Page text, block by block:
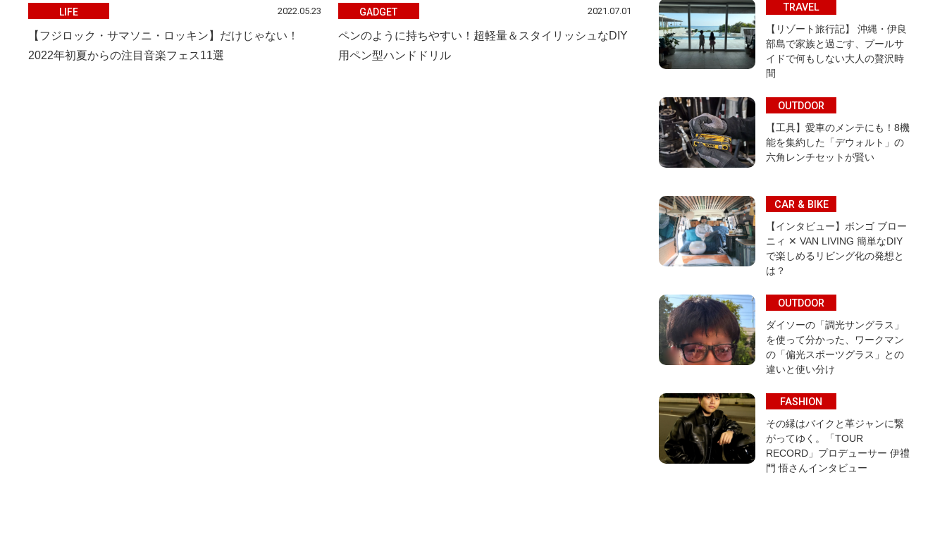
LIFE 2022.05.23
【フジロック・サマソニ・ロッキン】だけじゃない！
2022年初夏からの注目音楽フェス11選
GADGET 2021.07.01
ペンのように持ちやすい！超軽量＆スタイリッシュなDIY
用ペン型ハンドドリル
TRAVEL
【リゾート旅行記】 沖縄・伊良
部島で家族と過ごす、プールサ
イドで何もしない大人の贅沢時
間
OUTDOOR
【工具】愛車のメンテにも！8機
能を集約した「デウォルト」の
六角レンチセットが賢い
CAR & BIKE
【インタビュー】ボンゴ ブロー
ニィ ✕ VAN LIVING 簡単なDIY
で楽しめるリビング化の発想と
は？
OUTDOOR
ダイソーの「調光サングラス」
を使って分かった、ワークマン
の「偏光スポーツグラス」との
違いと使い分け
FASHION
その縁はバイクと革ジャンに繋
がってゆく。「TOUR
RECORD」プロデューサー 伊禮
門 悟さんインタビュー